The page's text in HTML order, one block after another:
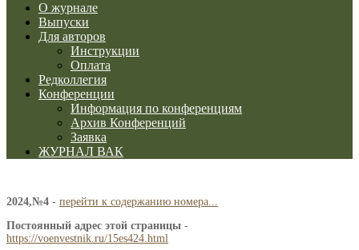
О журнале
Выпуски
Для авторов
Инструкции
Оплата
Редколлегия
Конференции
Информация по конференциям
Архив Конференций
Заявка
ЖУРНАЛ ВАК
2024,№4 - перейти к содержанию номера...
Постоянный адрес этой страницы -
https://voenvestnik.ru/15es424.html